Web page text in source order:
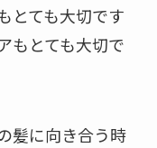
とても大切です
もとても大切で
髪に向き合う時